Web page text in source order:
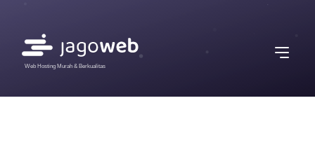
Web Hosting Murah & Berkualitas